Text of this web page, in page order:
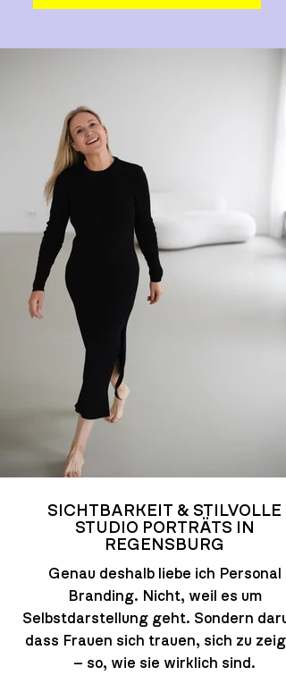
SICHTBARKEIT & STILVOLLE
STUDIO PORTRÄTS IN
REGENSBURG
Genau deshalb liebe ich Personal
Branding. Nicht, weil es um
Selbstdarstellung geht. Sondern
dass Frauen sich trauen, sich zu
– so, wie sie wirklich sind.